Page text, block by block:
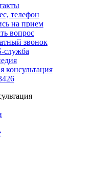
телефон
на прием
вопрос
звонок
служба
консультация